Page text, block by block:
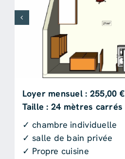
Loyer mensuel : 255,00 €
Taille : 24 mètres carrés
✓ chambre individuelle
✓ salle de bain privée
✓ Propre cuisine